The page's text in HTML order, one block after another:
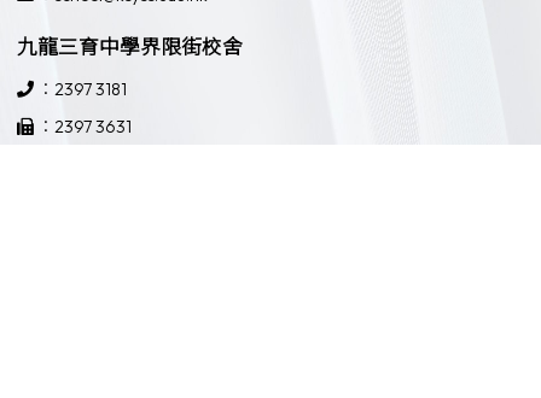
九龍三育中學界限街校舍
：2397 3181
：2397 3631